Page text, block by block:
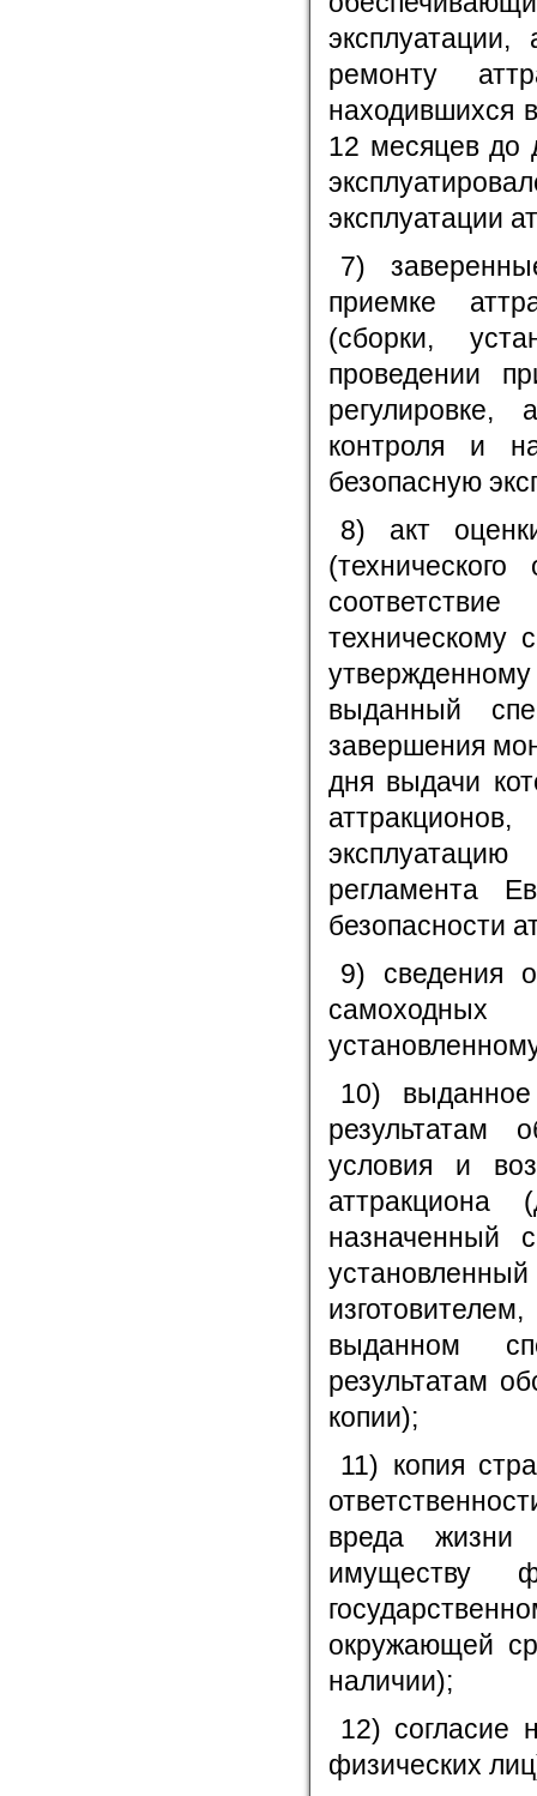
ремонту
находившихся
12 месяцев до
эксплуатации
7)
приемке
(сборки,
проведении
регулировке,
контроля и
безопасную
8) акт
техническому
выданный
завершения
дня выдачи
регламента
безопасности
9) сведения
самоходных
10) выданное
результатам
условия и
аттракциона
назначенный
выданном
результатам
копии);
11) копия
вреда
имуществу
окружающей
наличии);
12) согласие
физических